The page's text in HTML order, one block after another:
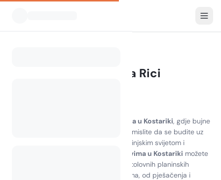
Kampiranje u Costa Rici
kampiranja u Kostariki, gdje bujne
prašume susreću zadivljujuće plaže. Zamislite da se budite uz
zvukove prirode, okruženi bogatim životinjskim svijetom i
kampovima u Kostariki možete
birati od mirnih obalnih lokacija do pustolovnih planinskih
utočišta. Uživajte u različitim aktivnostima, od pješačenja i